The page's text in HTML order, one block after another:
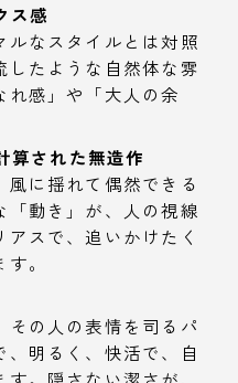
ス感
ルなスタイルとは対照
したような自然体な雰
れ感」や「大人の余
算された無造作
に揺れて偶然できる
「動き」が、人の視線
スで、追いかけたく
。
その人の表情を司るパ
明るく、快活で、自